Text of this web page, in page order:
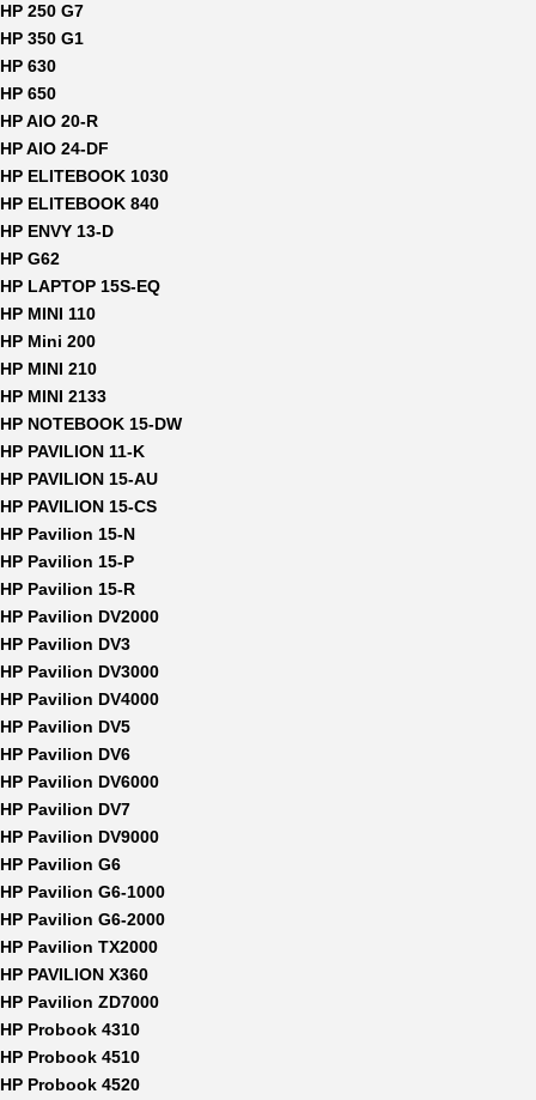
HP 250 G7
HP 350 G1
HP 630
HP 650
HP AIO 20-R
HP AIO 24-DF
HP ELITEBOOK 1030
HP ELITEBOOK 840
HP ENVY 13-D
HP G62
HP LAPTOP 15S-EQ
HP MINI 110
HP Mini 200
HP MINI 210
HP MINI 2133
HP NOTEBOOK 15-DW
HP PAVILION 11-K
HP PAVILION 15-AU
HP PAVILION 15-CS
HP Pavilion 15-N
HP Pavilion 15-P
HP Pavilion 15-R
HP Pavilion DV2000
HP Pavilion DV3
HP Pavilion DV3000
HP Pavilion DV4000
HP Pavilion DV5
HP Pavilion DV6
HP Pavilion DV6000
HP Pavilion DV7
HP Pavilion DV9000
HP Pavilion G6
HP Pavilion G6-1000
HP Pavilion G6-2000
HP Pavilion TX2000
HP PAVILION X360
HP Pavilion ZD7000
HP Probook 4310
HP Probook 4510
HP Probook 4520